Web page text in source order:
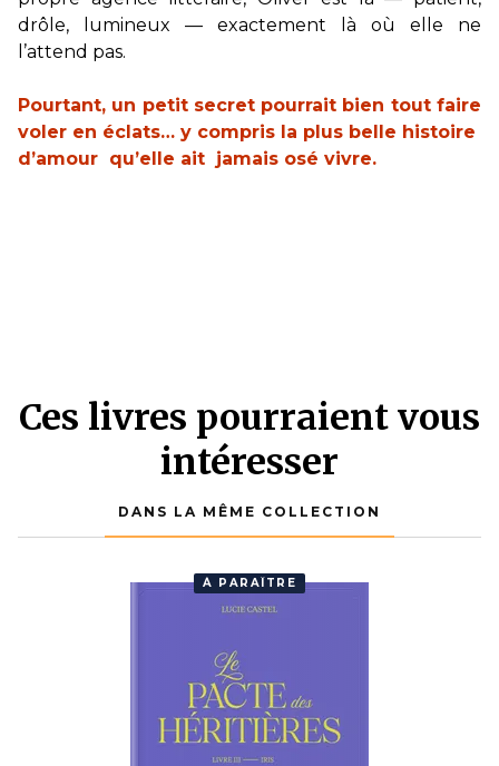
drôle, lumineux — exactement là où elle ne
l’attend pas.
Pourtant, un petit secret pourrait bien tout faire
voler en éclats… y compris la plus belle histoire
d’amour qu’elle ait jamais osé vivre.
Ces livres pourraient vous
intéresser
DANS LA MÊME COLLECTION
À PARAÎTRE